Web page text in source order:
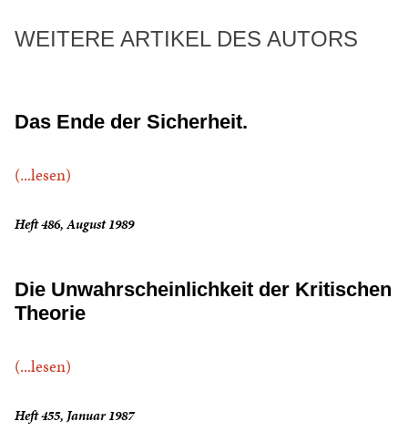
WEITERE ARTIKEL DES AUTORS
Das Ende der Sicherheit.
(...lesen)
Heft 486, August 1989
Die Unwahrscheinlichkeit der Kritischen
Theorie
(...lesen)
Heft 455, Januar 1987